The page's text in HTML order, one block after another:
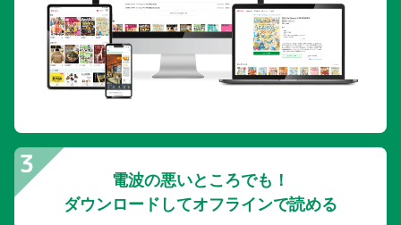
電波の悪いところでも！
ダウンロードしてオフラインで読める